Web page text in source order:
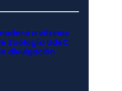
a vitrinas
Zoología UdeC
divulgación